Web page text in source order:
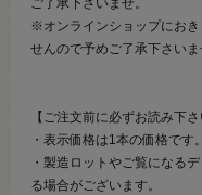
※オンラインショップにおき
せんので予めご了承下さいま
【ご注文前に必ずお読み下さ
・表示価格は1本の価格です。
・製造ロットやご覧になる
る場合がございます。